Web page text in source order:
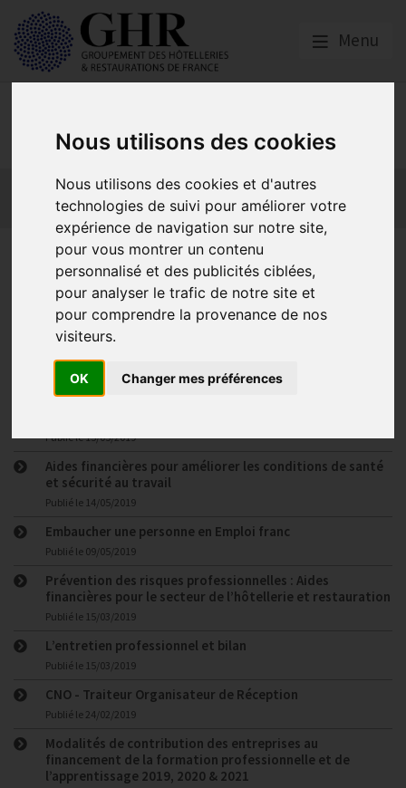
Nous utilisons des cookies
Nous utilisons des cookies et d'autres
technologies de suivi pour améliorer votre
expérience de navigation sur notre site,
pour vous montrer un contenu
personnalisé et des publicités ciblées,
pour analyser le trafic de notre site et
pour comprendre la provenance de nos
visiteurs.
OK Changer mes préférences
Menu
Handicap
Actualité 2026 Nos Métiers
Offres d’Emploi
Formation
Mission Handicap
Actualité 2026
Lancement POEC - EMPLOI - GNI 2019
Publié le28/05/2019
Mise en place du Document Unique
Publié le
Publié le15/05/2019
Aides financières pour améliorer les conditions de santé
et sécurité au travail
Publié le 14/05/2019
Embaucher une personne en Emploi franc
Publié le 09/05/2019
Prévention des risques professionnelles : Aides
financières pour le secteur de l’hôtellerie et restauration
Publié le 15/03/2019
L’entretien professionnel et bilan
Publié le 15/03/2019
CNO - Traiteur Organisateur de Réception
Publié le 24/02/2019
Modalités de contribution des entreprises au
financement de la formation professionnelle et de
l’apprentissage 2019, 2020 & 2021